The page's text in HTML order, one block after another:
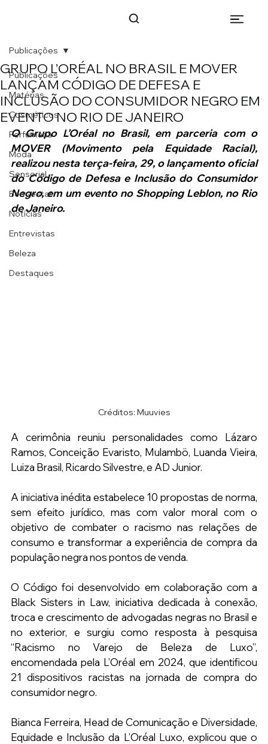
Publicações
Matérias
Cosméticos
Perfumaria
Moda
Sensorial
Bem-estar
Notícias
Entrevistas
Beleza
Destaques
Publicações
GRUPO L’ORÉAL NO BRASIL E MOVER
LANÇAM CÓDIGO DE DEFESA E
INCLUSÃO DO CONSUMIDOR NEGRO EM
EVENTO NO RIO DE JANEIRO
O Grupo L’Oréal no Brasil, em parceria com o
MOVER (Movimento pela Equidade Racial),
realizou nesta terça-feira, 29, o lançamento oficial
do Código de Defesa e Inclusão do Consumidor
Negro, em um evento no Shopping Leblon, no Rio
de Janeiro.
Créditos: Muuvies
A cerimônia reuniu personalidades como Lázaro
Ramos, Conceição Evaristo, Mulambö, Luanda Vieira,
Luiza Brasil, Ricardo Silvestre, e AD Junior.
A iniciativa inédita estabelece 10 propostas de norma,
sem efeito jurídico, mas com valor moral com o
objetivo de combater o racismo nas relações de
consumo e transformar a experiência de compra da
população negra nos pontos de venda.
O Código foi desenvolvido em colaboração com a
Black Sisters in Law, iniciativa dedicada à conexão,
troca e crescimento de advogadas negras no Brasil e
no exterior, e surgiu como resposta à pesquisa
“Racismo no Varejo de Beleza de Luxo”,
encomendada pela L’Oréal em 2024, que identificou
21 dispositivos racistas na jornada de compra do
consumidor negro.
Bianca Ferreira, Head de Comunicação e Diversidade,
Equidade e Inclusão da L’Oréal Luxo, explicou que o